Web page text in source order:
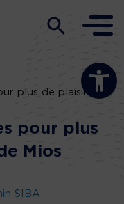
Ouvrir la
plus de plaisir au
pour plus
Mios
SIBA